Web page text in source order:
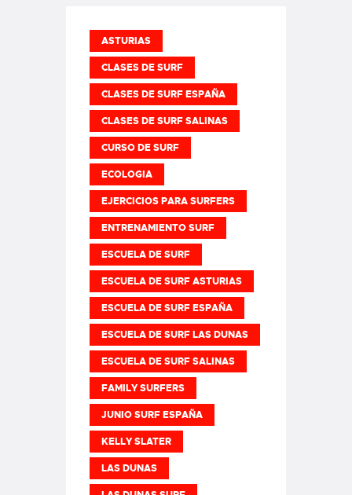
ASTURIAS
CLASES DE SURF
CLASES DE SURF ESPAÑA
CLASES DE SURF SALINAS
CURSO DE SURF
ECOLOGIA
EJERCICIOS PARA SURFERS
ENTRENAMIENTO SURF
ESCUELA DE SURF
ESCUELA DE SURF ASTURIAS
ESCUELA DE SURF ESPAÑA
ESCUELA DE SURF LAS DUNAS
ESCUELA DE SURF SALINAS
FAMILY SURFERS
JUNIO SURF ESPAÑA
KELLY SLATER
LAS DUNAS